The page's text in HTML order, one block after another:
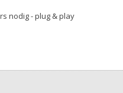
nodig - plug & play